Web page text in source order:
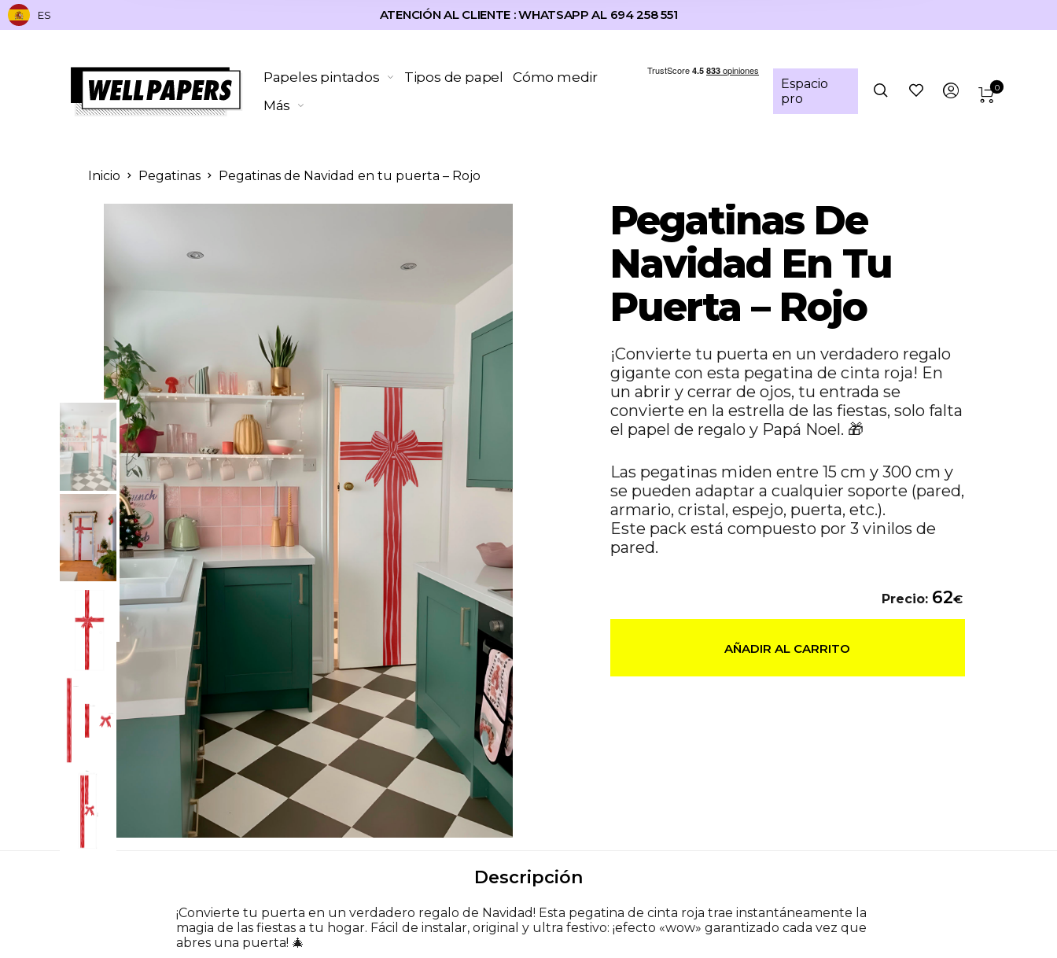
ES ATENCIÓN AL CLIENTE : WHATSAPP AL 694 258 551
Papeles pintados Tipos de papel
Cómo medir
Más
Espacio
pro
0
Inicio Pegatinas Pegatinas de Navidad en tu puerta – Rojo
Pegatinas De
Navidad En Tu
Puerta – Rojo
¡Convierte tu puerta en un verdadero regalo
gigante con esta pegatina de cinta roja! En
un abrir y cerrar de ojos, tu entrada se
convierte en la estrella de las fiestas, solo falta
el papel de regalo y Papá Noel. 🎁
Las pegatinas miden entre 15 cm y 300 cm y
se pueden adaptar a cualquier soporte (pared,
armario, cristal, espejo, puerta, etc.).
Este pack está compuesto por 3 vinilos de
pared.
Precio: 62€
AÑADIR AL CARRITO
Descripción
¡Convierte tu puerta en un verdadero regalo de Navidad! Esta pegatina de cinta roja trae instantáneamente la
magia de las fiestas a tu hogar. Fácil de instalar, original y ultra festivo: ¡efecto «wow» garantizado cada vez que
abres una puerta! 🎄